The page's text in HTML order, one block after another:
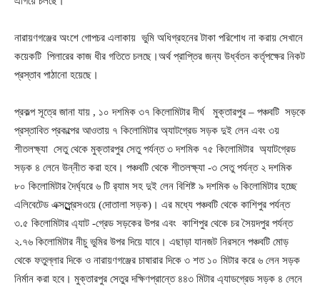
নারায়ণগঞ্জের অংশে গোপচর এলাকায় ভুমি অধিগ্রহনের টাকা পরিশোধ না করায় সেখানে
কয়েকটি পিলারের কাজ ধীর গতিতে চলছে।অর্থ প্রাপ্তির জন্য উর্ধ্বতন কর্তৃপক্ষের নিকট
প্রস্তাব পাঠানো হয়েছে।
প্রকল্প সূত্রে জানা যায় , ১০ দশমিক ৩৭ কিলোমিটার দীর্ঘ মুক্তারপুর – পঞ্চবটি সড়কে
প্রস্তাবিত প্রকল্পের আওতায় ৭ কিলোমিটার অ্যাটগ্রেড সড়ক দুই লেন এবং ৩য়
শীতলক্ষ্যা সেতু থেকে মুক্তারপুর সেতু পর্যন্ত ৩ দশমিক ৭৫ কিলোমিটার অ্যাটগ্রেড
সড়ক ৪ লেনে উন্নীত করা হবে। পঞ্চবটি থেকে শীতলক্ষ্যা -৩ সেতু পর্যন্ত ২ দশমিক
৮০ কিলোমিটার দৈর্ঘ্যরে ৬ টি র‌্যাম সহ দুই লেন বিশিষ্ট ৯ দশমিক ৬ কিলোমিটার হচ্ছে
এলিবেটেড এক্সপ্র্র্র্র্র্র্র্র্রেসওয়ে (দোতালা সড়ক)। এর মধ্যে পঞ্চবটি থেকে কাশিপুর পর্যন্ত
৩.৫ কিলোমিটার এ্যাট -গ্রেড সড়কের উপর এবং কাশিপুর থেকে চর সৈয়দপুর পর্যন্ত
২.৭৬ কিলোমিটার নীচু ভুমির উপর দিয়ে যাবে। এছাড়া যানজট নিরসনে পঞ্চবটি মোড়
থেকে ফতুল্লার দিকে ও নারায়ণগঞ্জের চাষারার দিকে ৩ শত ১০ মিটার করে ৬ লেন সড়ক
নির্মান করা হবে। মুক্তারপুর সেতুর দক্ষিণপ্রান্তে ৪৪৩ মিটার এ্যাডগ্রেড সড়ক ৪ লেনে